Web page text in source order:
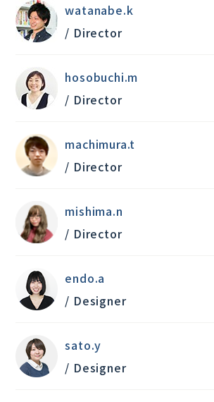
watanabe.k
/ Director
hosobuchi.m
/ Director
machimura.t
/ Director
mishima.n
/ Director
endo.a
/ Designer
sato.y
/ Designer